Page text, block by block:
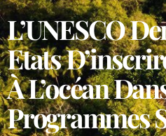
L’UNESCO
Etats
À L’océan
Programmes